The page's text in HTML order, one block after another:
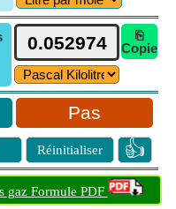
⎘
Copie
Pas
Réinitialiser 👍
gaz Formule PDF